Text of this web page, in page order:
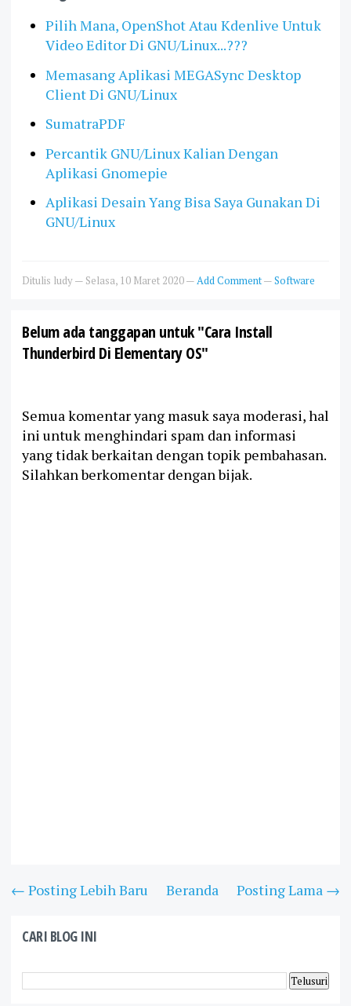
Pilih Mana, OpenShot Atau Kdenlive Untuk
Video Editor Di GNU/Linux...???
Memasang Aplikasi MEGASync Desktop
Client Di GNU/Linux
SumatraPDF
Percantik GNU/Linux Kalian Dengan
Aplikasi Gnomepie
Aplikasi Desain Yang Bisa Saya Gunakan Di
GNU/Linux
Ditulis ludy— Selasa, 10 Maret 2020—Add Comment—Software
Belum ada tanggapan untuk "Cara Install
Thunderbird Di Elementary OS"
Semua komentar yang masuk saya moderasi, hal
ini untuk menghindari spam dan informasi
yang tidak berkaitan dengan topik pembahasan.
Silahkan berkomentar dengan bijak.
← Posting Lebih Baru Posting Lama →
Beranda
CARI BLOG INI